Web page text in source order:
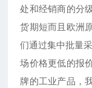
处和经销商的分
货期短而且欧洲
们通过集中批量
场价格更低的报
牌的工业产品，